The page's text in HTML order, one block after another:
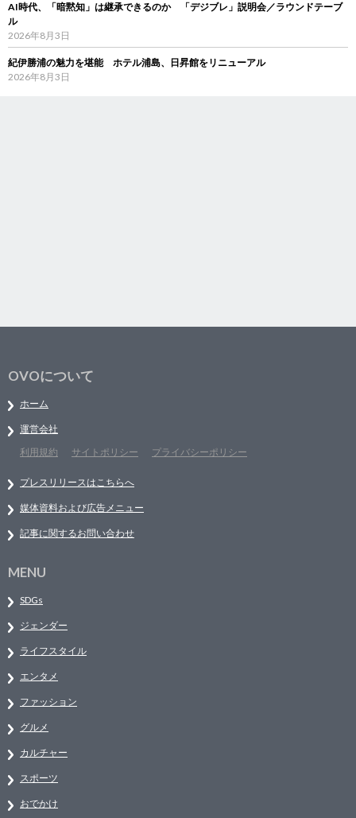
AI時代、「暗黙知」は継承できるのか 「デジブレ」説明会／ラウンドテーブ
ル
2026年8月3日
紀伊勝浦の魅力を堪能 ホテル浦島、日昇館をリニューアル
2026年8月3日
OVOについて
ホーム
運営会社
利用規約
サイトポリシー プライバシーポリシー
プレスリリースはこちらへ
媒体資料および広告メニュー
記事に関するお問い合わせ
MENU
SDGs
ジェンダー
ライフスタイル
エンタメ
ファッション
グルメ
カルチャー
スポーツ
おでかけ